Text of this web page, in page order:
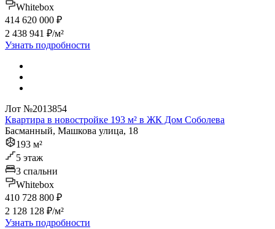
Whitebox
414 620 000 ₽
2 438 941 ₽/м²
Узнать подробности
Лот №2013854
Квартира в новостройке 193 м² в ЖК Дом Соболева
Басманный, Машкова улица, 18
193 м²
5 этаж
3 спальни
Whitebox
410 728 800 ₽
2 128 128 ₽/м²
Узнать подробности